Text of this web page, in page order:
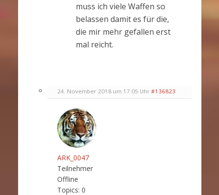
muss ich viele Waffen so
belassen damit es für die,
die mir mehr gefallen erst
mal reicht.
24. November 2018 um 17:05 Uhr #136823
ARK_0047
Teilnehmer
Offline
Topics: 0